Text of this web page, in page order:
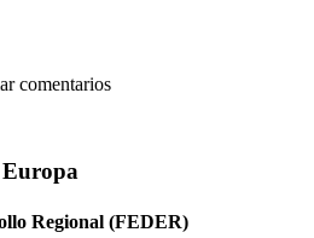
comentarios
Europa
Regional (FEDER)